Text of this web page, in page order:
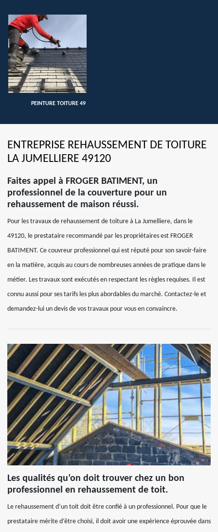
PEINTURE TOITURE 49
ENTREPRISE REHAUSSEMENT DE TOITURE
LA JUMELLIERE 49120
Faites appel à FROGER BATIMENT, un
professionnel de la couverture pour un
rehaussement de maison réussi.
Pour les travaux de rehaussement de toiture à La Jumelliere, dans le
49120, le prestataire recommandé par les propriétaires est FROGER
BATIMENT. Ce couvreur professionnel qui est réputé pour son savoir-faire
en la matière, acquis au cours de nombreuses années de pratique dans le
métier. Les travaux sont exécutés en respectant les règles requises. Il est
connu aussi pour ses tarifs les plus abordables du marché. Contactez-le et
demandez-lui un devis de vos travaux pour vous en convaincre.
Les qualités qu’on doit trouver chez un bon
professionnel en rehaussement de toit.
Le rehaussement d’un toit doit être confié à un professionnel. Pour que le
prestataire mérite d’être choisi, il doit avoir une expérience éprouvée dans